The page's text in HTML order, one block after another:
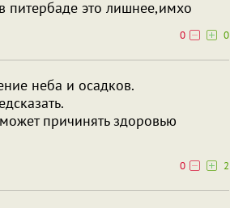
питербаде это лишнее,имхо
0 0
неба и осадков.
причинять здоровью
0 2